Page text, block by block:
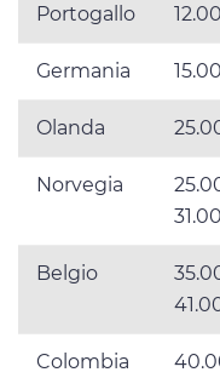
Portogallo
Germania
Olanda
Norvegia
31.00
Belgio
Colombia